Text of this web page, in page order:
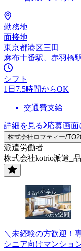
勤務地
面接地
東京都港区三田
麻布十番駅、赤羽橋
シフト
1日7.5時間からOK
交通費支給
詳細を見る 応募画面
株式会社ロフティー/
派遣労働者
株式会社kotrio派遣_
＼未経験の方歓迎！
シニア向けマンショ